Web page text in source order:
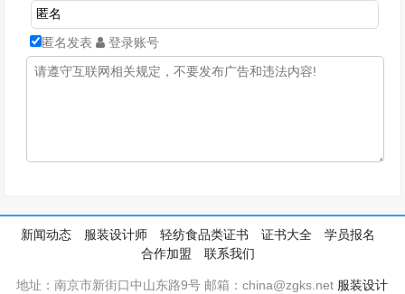
匿名发表 登录账号
新闻动态 服装设计师 轻纺食品类证书 证书大全
学员报名
合作加盟
联系我们
地址：南京市新街口中山东路9号 邮箱：china@zgks.net 服装设计